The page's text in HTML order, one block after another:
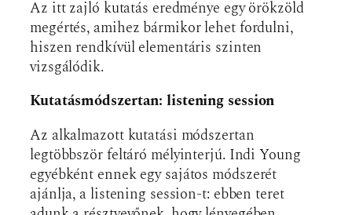
Az itt zajló kutatás eredménye egy örökzöld
megértés, amihez bármikor lehet fordulni,
hiszen rendkívül elementáris szinten
vizsgálódik.
Kutatásmódszertan: listening session
Az alkalmazott kutatási módszertan
legtöbbször feltáró mélyinterjú. Indi Young
egyébként ennek egy sajátos módszerét
ajánlja, a listening session-t: ebben teret